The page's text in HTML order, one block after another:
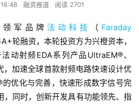
融资报道 阅读 2701
领军品牌 法动科技 （ Faraday
轮融资，本轮投资方为兴橙资本，
动射频EDA系列产品UltraEM®、
加速全球首款射频电路快速设计优
优化与完善，快速形成数字信号完
，同时，创新开发具有功能领先、指